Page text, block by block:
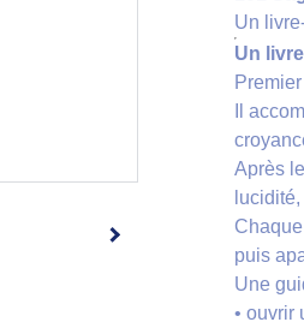
Un
Un
Il
Après
puis
Une
• ouvrir